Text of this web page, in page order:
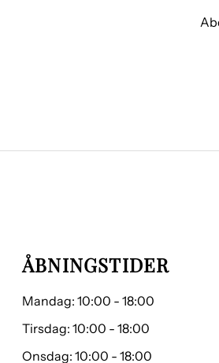
ÅBNINGSTIDER
Mandag: 10:00 - 18:00
Tirsdag: 10:00 - 18:00
Onsdag: 10:00 - 18:00